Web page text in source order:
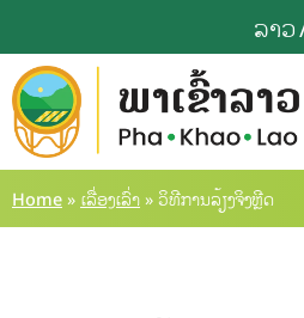
ລາວ
Home » ເລື່ອງເລົ່າ » ວິທີການລ້ຽງຈິງຫຼີດ